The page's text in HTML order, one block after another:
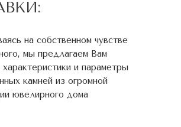
на собственном чувстве
мы предлагаем Вам
и параметры
камней из огромной
ювелирного дома